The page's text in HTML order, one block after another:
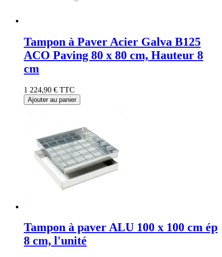
Tampon à Paver Acier Galva B125
ACO Paving 80 x 80 cm, Hauteur 8
cm
1 224,90 € TTC
Ajouter au panier
Tampon à paver ALU 100 x 100 cm ép
8 cm, l'unité